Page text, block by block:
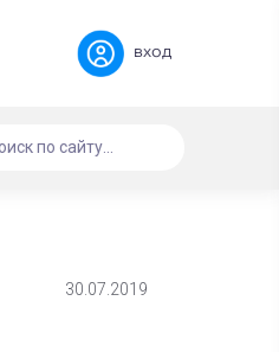
вход
30.07.2019